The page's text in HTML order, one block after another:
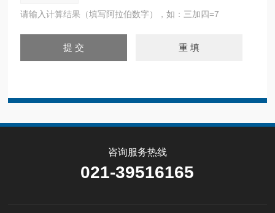
请输入计算结果（填写阿拉伯数字），如：三加四=7
咨询服务热线
021-39516165